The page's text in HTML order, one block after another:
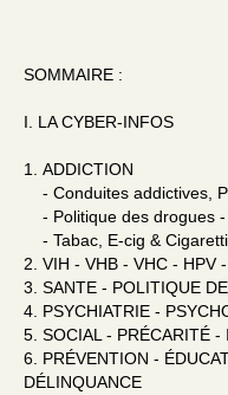
SOMMAIRE :
I. LA CYBER-INFOS
1. ADDICTION
- Conduites addictives,
- Politique des drogues -
- Tabac, E-cig &
2. VIH - VHB - VHC - HPV
3. SANTE - POLITIQUE
4. PSYCHIATRIE -
5. SOCIAL - PRÉCARITÉ -
6. PRÉVENTION -
DÉLINQUANCE